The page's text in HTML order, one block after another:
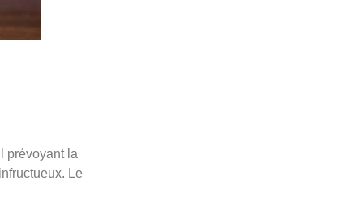
prévoyant la
Le